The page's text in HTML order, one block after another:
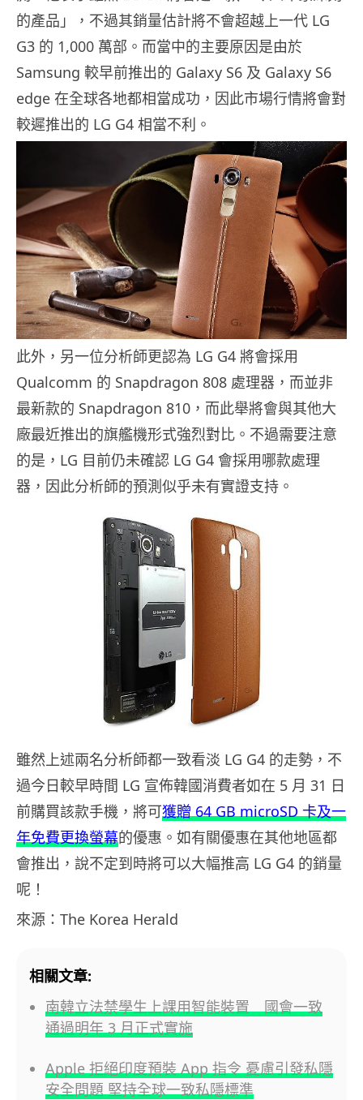
的產品」，不過其銷量估計將不會超越上一代 LG
G3 的 1,000 萬部。而當中的主要原因是由於
Samsung 較早前推出的 Galaxy S6 及 Galaxy S6
edge 在全球各地都相當成功，因此市場行情將會對
較遲推出的 LG G4 相當不利。
此外，另一位分析師更認為 LG G4 將會採用
Qualcomm 的 Snapdragon 808 處理器，而並非
最新款的 Snapdragon 810，而此舉將會與其他大
廠最近推出的旗艦機形式強烈對比。不過需要注意
的是，LG 目前仍未確認 LG G4 會採用哪款處理
器，因此分析師的預測似乎未有實證支持。
雖然上述兩名分析師都一致看淡 LG G4 的走勢，不
過今日較早時間 LG 宣佈韓國消費者如在 5 月 31 日
前購買該款手機，將可獲贈 64 GB microSD 卡及一
年免費更換螢幕的優惠。如有關優惠在其他地區都
會推出，說不定到時將可以大幅推高 LG G4 的銷量
呢！
來源：The Korea Herald
相關文章:
南韓立法禁學生上課用智能裝置 國會一致
通過明年 3 月正式實施
Apple 拒絕印度預裝 App 指令 憂慮引發私隱
安全問題 堅持全球一致私隱標準